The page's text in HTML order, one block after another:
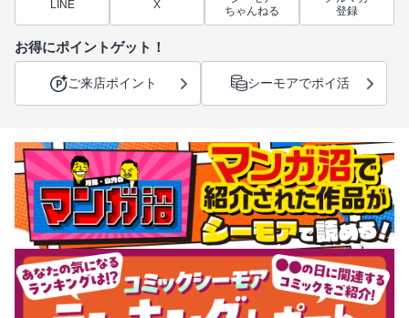
LINE X
ちゃんねる
登録
お得にポイントゲット！
ご来店ポイント シーモアでポイ活